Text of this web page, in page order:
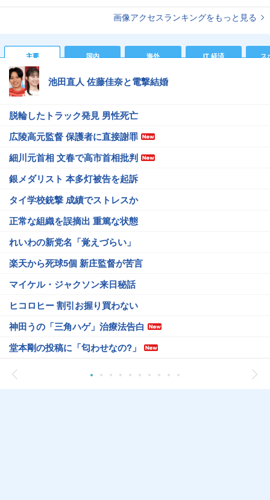
画像アクセスランキングをもっと見る
主要 国内 海外 IT 経済 ス
池田直人 佐藤佳奈と電撃結婚
脱輪したトラック発見 男性死亡
広陵高元監督 保護者に直接謝罪
細川元首相 文春で高市首相批判
銀メダリスト 本多灯被告を起訴
タイ学校銃撃 成績でストレスか
正常な組織を誤摘出 重篤な状態
れいわの新党名「覚えづらい」
楽天から死球5個 新庄監督が苦言
マイケル・ジャクソン来日秘話
ヒコロヒー 割引お握り買わない
神田うの「三角ハゲ」治療法告白
堂本剛の投稿に「匂わせなの?」